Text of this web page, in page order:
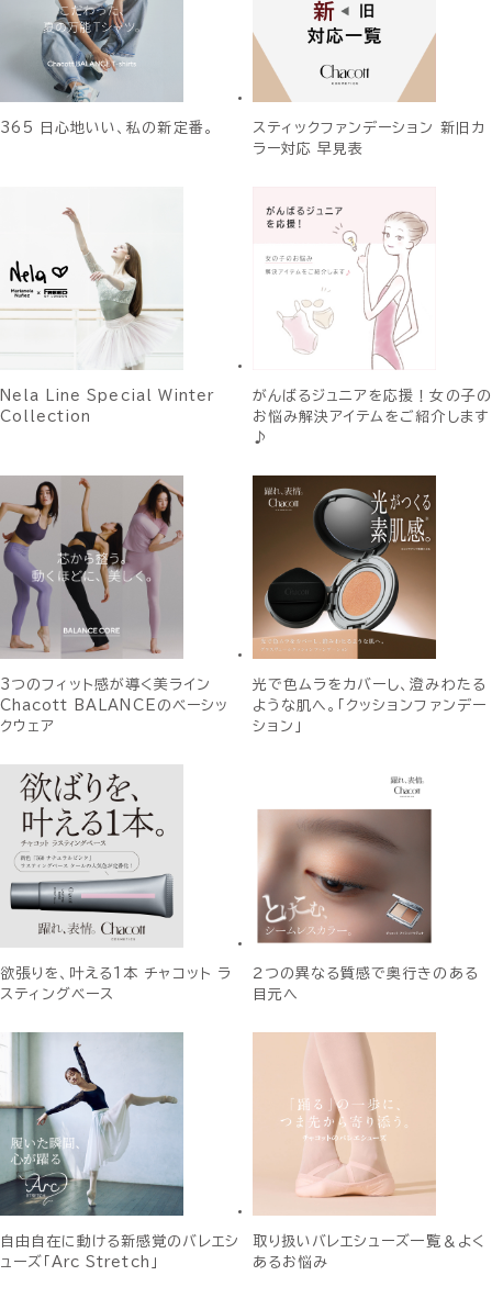
365 日心地いい、私の新定番。
スティックファンデーション 新旧カ
ラー対応 早見表
Nela Line Special Winter
Collection
がんばるジュニアを応援！女の子の
お悩み解決アイテムをご紹介します
♪
3つのフィット感が導く美ライン
Chacott BALANCEのベーシッ
クウェア
光で色ムラをカバーし、澄みわたる
ような肌へ。「クッションファンデー
ション」
欲張りを、叶える1本 チャコット ラ
スティングベース
２つの異なる質感で奥行きのある
目元へ
自由自在に動ける新感覚のバレエシ
ューズ「Arc Stretch」
取り扱いバレエシューズ一覧＆よく
あるお悩み